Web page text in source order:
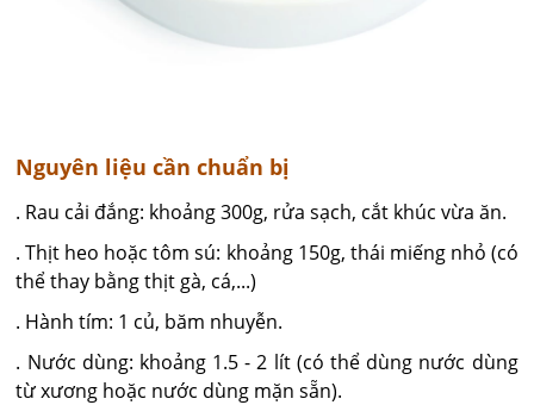
Nguyên liệu cần chuẩn bị
. Rau cải đắng: khoảng 300g, rửa sạch, cắt khúc vừa ăn.
. Thịt heo hoặc tôm sú: khoảng 150g, thái miếng nhỏ (có
thể thay bằng thịt gà, cá,...)
. Hành tím: 1 củ, băm nhuyễn.
. Nước dùng: khoảng 1.5 - 2 lít (có thể dùng nước dùng
từ xương hoặc nước dùng mặn sẵn).